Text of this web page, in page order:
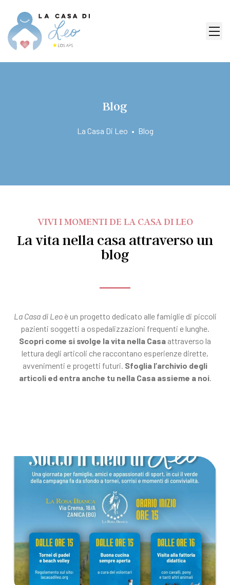
Blog
La Casa Di Leo • Blog
VIVI I MOMENTI DE LA CASA DI LEO
La vita nella casa attraverso un
blog
La Casa di Leo è un progetto dedicato alle famiglie di piccoli
pazienti soggetti a ospedalizzazioni frequenti e lunghe.
Scopri come si svolge la vita nella Casa attraverso la
lettura degli articoli che raccontano esperienze dirette,
avvenimenti e progetti futuri. Sfoglia l’archivio degli
articoli ed entra anche tu nella Casa assieme a noi.